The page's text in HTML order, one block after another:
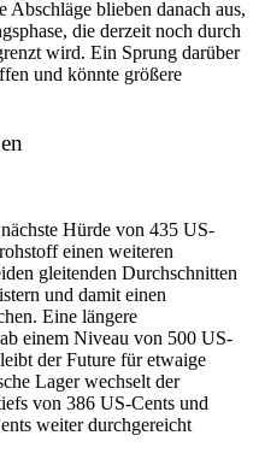
blieben danach aus,
die derzeit noch durch
wird. Ein Sprung darüber
und könnte größere
Hürde von 435 US-
einen weiteren
gleitenden Durchschnitten
und damit einen
Eine längere
einem Niveau von 500 US-
der Future für etwaige
Lager wechselt der
von 386 US-Cents und
weiter durchgereicht